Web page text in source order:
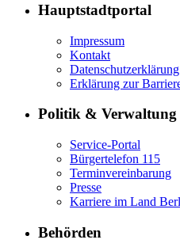
Hauptstadtportal
Impressum
Kontakt
Datenschutzerklärung
Erklärung zur
Politik & Verwaltung
Service-Portal
Bürgertelefon 115
Terminvereinbarung
Presse
Karriere im Land
Behörden